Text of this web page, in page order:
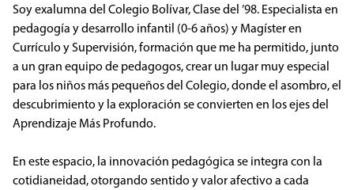
Soy exalumna del Colegio Bolívar, Clase del ’98. Especialista en
pedagogía y desarrollo infantil (0-6 años) y Magíster en
Currículo y Supervisión, formación que me ha permitido, junto
a un gran equipo de pedagogos, crear un lugar muy especial
para los niños más pequeños del Colegio, donde el asombro, el
descubrimiento y la exploración se convierten en los ejes del
Aprendizaje Más Profundo.
En este espacio, la innovación pedagógica se integra con la
cotidianeidad, otorgando sentido y valor afectivo a cada